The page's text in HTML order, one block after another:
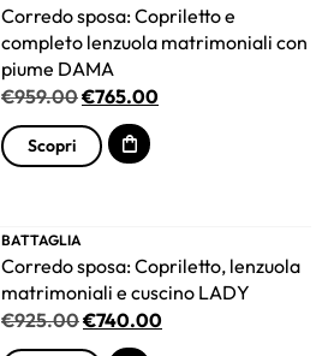
Corredo sposa: Copriletto e
completo lenzuola matrimoniali con
piume DAMA
€959.00€765.00
Scopri
BATTAGLIA
Corredo sposa: Copriletto, lenzuola
matrimoniali e cuscino LADY
€925.00€740.00